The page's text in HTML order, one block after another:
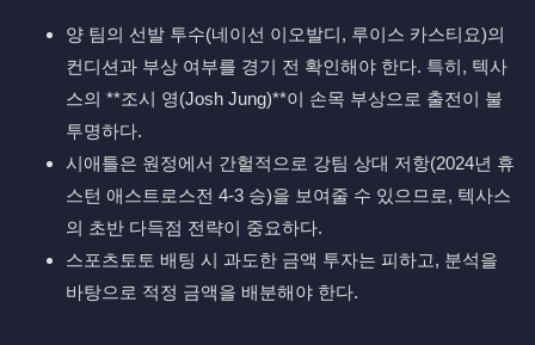
양 팀의 선발 투수(네이선 이오발디, 루이스 카스티요)의
컨디션과 부상 여부를 경기 전 확인해야 한다. 특히, 텍사
스의 **조시 영(Josh Jung)**이 손목 부상으로 출전이 불
투명하다.
시애틀은 원정에서 간헐적으로 강팀 상대 저항(2024년 휴
스턴 애스트로스전 4-3 승)을 보여줄 수 있으므로, 텍사스
의 초반 다득점 전략이 중요하다.
스포츠토토 배팅 시 과도한 금액 투자는 피하고, 분석을
바탕으로 적정 금액을 배분해야 한다.